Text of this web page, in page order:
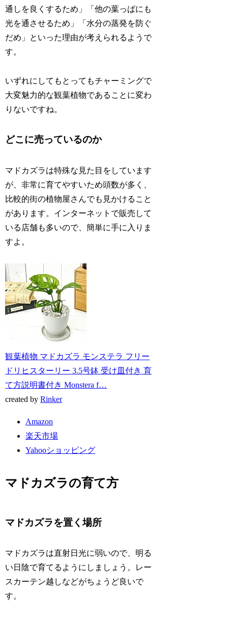
通しを良くするため」「他の葉っぱにも
光を通させるため」「水分の蒸発を防ぐ
だめ」といった理由が考えられるようで
す。
いずれにしてもとってもチャーミングで
大変魅力的な観葉植物であることに変わ
りないですね。
どこに売っているのか
マドカズラは特殊な見た目をしています
が、非常に育てやすいため頭数が多く、
比較的街の植物屋さんでも見かけること
があります。インターネットで販売して
いる店舗も多いので、簡単に手に入りま
すよ。
観葉植物 マドカズラ モンステラ フリー
ドリヒスターリー 3.5号鉢 受け皿付き 育
て方説明書付き Monstera f…
created byRinker
Amazon
楽天市場
Yahooショッピング
マドカズラの育て方
マドカズラを置く場所
マドカズラは直射日光に弱いので、明る
い日陰で育てるようにしましょう。レー
スカーテン越しなどがちょうど良いで
す。